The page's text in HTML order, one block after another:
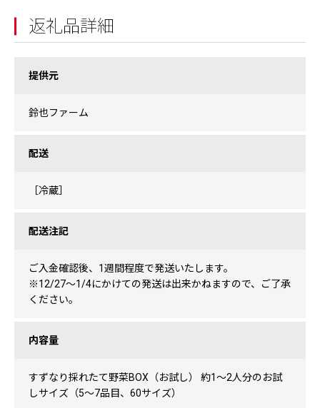
返礼品詳細
提供元
鈴也ファーム
配送
［冷蔵］
配送注記
ご入金確認後、1週間程度で発送いたします。
※12/27〜1/4にかけての発送は出来かねますので、ご了承
ください。
内容量
すずなり採れたて野菜BOX（お試し） 約1〜2人分のお試
しサイズ（5〜7品目、60サイズ）